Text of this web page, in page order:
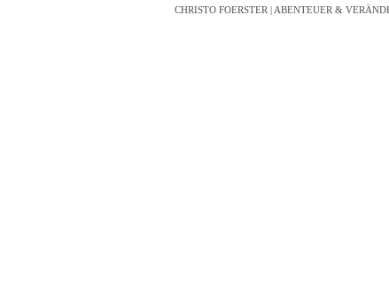
CHRISTO FOERSTER | ABENTEUER &